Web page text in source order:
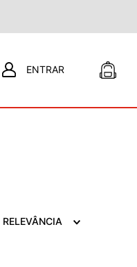
ENTRAR
RELEVÂNCIA